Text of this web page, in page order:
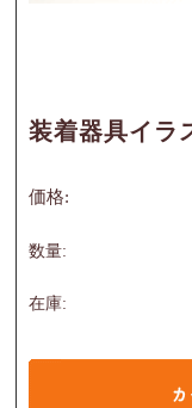
装着器具イラ
価格:
数量:
在庫: